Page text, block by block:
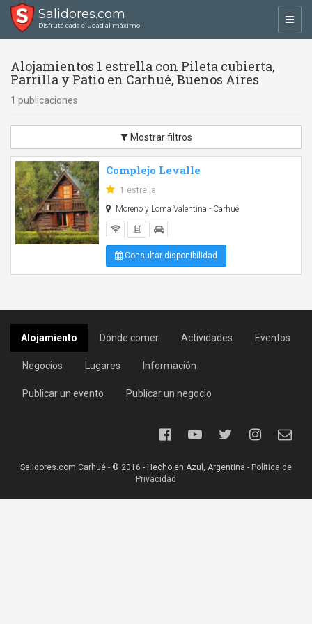
Salidores.com
Disfrutá cada ciudad al máximo
Alojamientos 1 estrella con Pileta cubierta,
Parrilla y Patio en Carhué, Buenos Aires
1 publicaciones
Mostrar filtros
Complejo Levalle
1 estrella
Moreno y Loma Valentina - Carhué
Consultar disponibilidad
Alojamiento Dónde comer Actividades Eventos
Negocios Lugares Información
Publicar un evento Publicar un negocio
Salidores.com Carhué - ® 2016 - Hecho en Azul, Argentina - Política de
Privacidad